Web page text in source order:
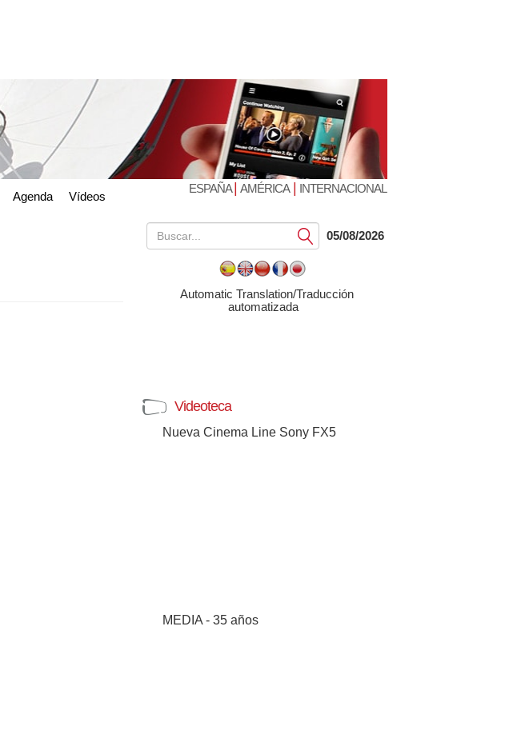
Agenda Vídeos
ESPAÑA| AMÉRICA| INTERNACIONAL
Submit05/08/2026
Automatic Translation/Traducción
automatizada
Videoteca
Nueva Cinema Line Sony FX5
MEDIA - 35 años